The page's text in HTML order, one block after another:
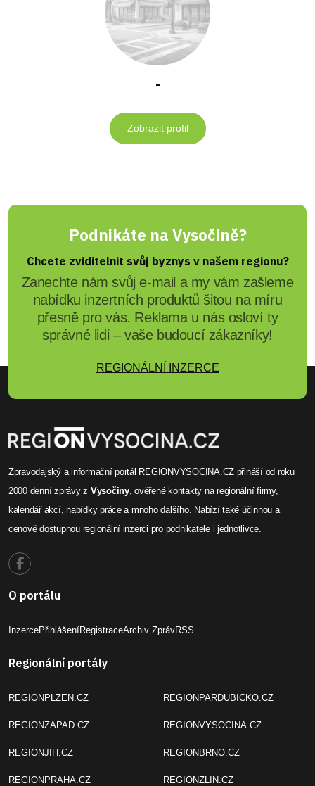
-
Zobrazit profil
Podnikáte na Vysočině?
Chcete zviditelnit svůj byznys v našem regionu?
Zanechte nám svůj e-mail a my vám zašleme
nabídku inzertních produktů šitou na míru
přesně pro vás. Reklama u nás osloví ty
správné lidi – vaše budoucí zákazníky!
REGIONÁLNÍ INZERCE
Zpravodajský a informační portál REGIONVYSOCINA.CZ přináší od roku
2000 denní zprávyz Vysočiny, ověřené kontakty na regionální firmy,
kalendář akcí,nabídky prácea mnoho dalšího. Nabízí také účinnou a
cenově dostupnou regionální inzerci pro podnikatele i jednotlivce.
O portálu
InzercePřihlášeníRegistraceArchiv ZprávRSS
Regionální portály
REGIONPLZEN.CZ
REGIONZAPAD.CZ
REGIONJIH.CZ
REGIONPRAHA.CZ
REGIONPARDUBICKO.CZ
REGIONVYSOCINA.CZ
REGIONBRNO.CZ
REGIONZLIN.CZ